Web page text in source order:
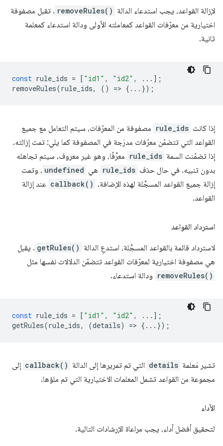
لإزالة القواعد، يجب استدعاء الدالة removeRules() . تقبل مصفوفة
اختيارية من معرّفات القواعد كمعاملته الأولى ودالة استدعاء كمعلمة
ثانية.
const rule_ids = [ "id1" , "id2" ,
...];
removeRules(rule_ids, () => {...});
إذا كانت rule_ids مصفوفة من المعرّفات، سيتم التعامل مع جميع
القواعد التي تتضمّن معرّفات مدرَجة في المصفوفة كما يلي: تمت إزالته.
إذا تضمّنت السمة rule_ids معرِّفًا، وهو غير معروف، سيتم تجاهله
بدون تنبيه. في حال حذف rule_ids هي undefined ، وتمت
إزالة جميع القواعد المسجَّلة لهذه الإضافة. callback() عند إزالة
القواعد.
استرداد القواعد
لاسترداد قائمة بالقواعد المسجَّلة، استدعِ الدالة getRules() . يقبل
هي مصفوفة اختيارية لمعرّفات القواعد تتضمّن الدلالات نفسها مثل
removeRules() ودالة استدعاء.
const rule_ids = [ "id1" , "id2" ,
...];
getRules(rule_ids, (details) => {...});
تشير مَعلمة details التي تم تمريرها إلى الدالة callback() إلى
مجموعة من القواعد تشمل المعلمات الاختيارية التي تم ملؤها.
الأداء
لتحقيق أفضل أداء، يجب مراعاة الإرشادات التالية.